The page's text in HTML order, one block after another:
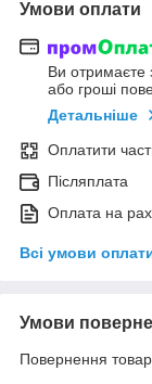
Умови оплати
Ви отримаєте
або гроші
Детальніше
Оплатити
Післяплата
Оплата на
Всі умови
Умови
Повернення